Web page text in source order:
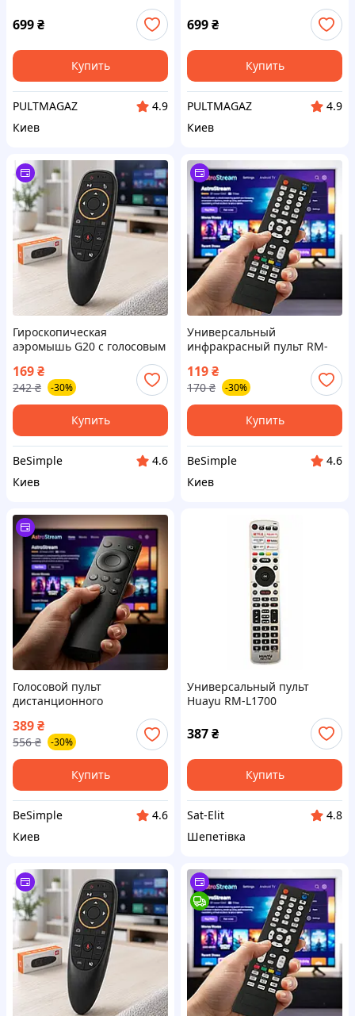
699₴
Купить
PULTMAGAZ
4.9
Киев
699₴
Купить
PULTMAGAZ
4.9
Киев
Гироскопическая
аэромышь G20 с голосовым
черная / Пульт ТВ
приставки / Аэромышь
169₴
242 ₴ -30%
Купить
BeSimple
4.6
Киев
Универсальный
инфракрасный пульт RM-
черный / Пульт
дистанционного
управления / ТВ пульт
119₴
170 ₴ -30%
Купить
BeSimple
4.6
Киев
Голосовой пульт
дистанционного
телевизора, черный / Пульт
ДУ / Голосовое управление
389₴
556 ₴ -30%
Купить
BeSimple
4.6
Киев
Универсальный пульт
Huayu RM-L1700
387₴
Купить
Sat-Elit
4.8
Шепетівка